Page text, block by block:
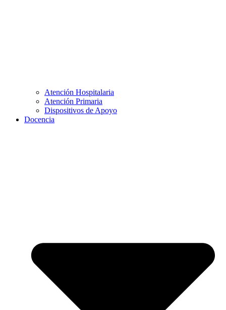
Atención Hospitalaria
Atención Primaria
Dispositivos de Apoyo
Docencia